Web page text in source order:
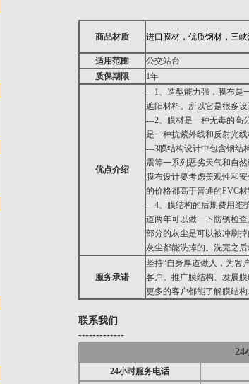
商品材质 进口膜材，优质钢材，三
适用范围
公交站台
质保期限
1年
优点介绍
---1、造型能力强，膜布是
遮阳材料。所以它是很多
---2、膜材是一种无毒的高
是一种抗紫外线和反射光
---3膜结构设计中包含钢结
震等一系列恶劣天气和自
膜布设计要考虑美观性和
的价格都高于普通的PVC材
---4、膜结构的后期费用维
道两年可以做一下防锈检
部分的灰尘是可以被冲刷
灰尘都能洗掉的。洗完之
服务承诺
坚持“自身厚道做人，为客
客户。推广膜结构、发展
更多的客户都能了解膜结
联系我们
-------------
24
24小时服务电话